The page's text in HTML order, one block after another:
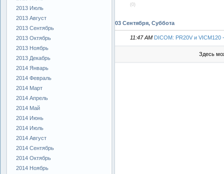
2013 Июль
2013 Август
2013 Сентябрь
2013 Октябрь
2013 Ноябрь
2013 Декабрь
2014 Январь
2014 Февраль
2014 Март
2014 Апрель
2014 Май
2014 Июнь
2014 Июль
2014 Август
2014 Сентябрь
2014 Октябрь
2014 Ноябрь
(0)
03 Сентября, Суббота
11:47 AM DICOM: PR20V и
Здесь